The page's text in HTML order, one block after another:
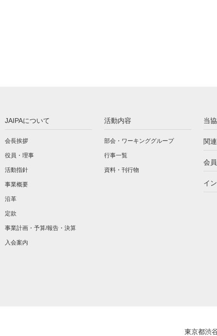
JAIPAについて
会長挨拶
役員・理事
活動指針
事業概要
沿革
定款
事業計画・予算/報告・決算
入会案内
活動内容
部会・ワーキンググループ
行事一覧
資料・刊行物
当
関
会
イ
東京都渋